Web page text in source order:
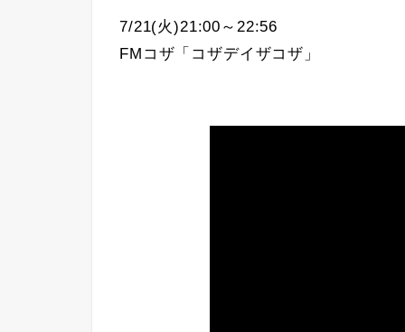
7/21(火)21:00～22:56
FMコザ「コザデイザコザ」